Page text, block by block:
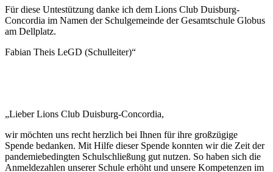
Für diese Untestützung danke ich dem Lions Club Duisburg-
Concordia im Namen der Schulgemeinde der Gesamtschule Globus
am Dellplatz.
Fabian Theis LeGD (Schulleiter)“
„Lieber Lions Club Duisburg-Concordia,
wir möchten uns recht herzlich bei Ihnen für ihre großzügige
Spende bedanken. Mit Hilfe dieser Spende konnten wir die Zeit der
pandemiebedingten Schulschließung gut nutzen. So haben sich die
Anmeldezahlen unserer Schule erhöht und unsere Kompetenzen im